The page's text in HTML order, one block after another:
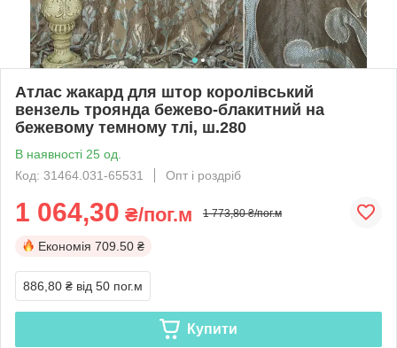
Атлас жакард для штор королівський
вензель троянда бежево-блакитний на
бежевому темному тлі, ш.280
В наявності 25 од.
Код: 31464.031-65531
Опт і роздріб
1 064,30 ₴/пог.м 1 773,80 ₴/пог.м
Економія 709.50 ₴
886,80 ₴ від 50 пог.м
Купити